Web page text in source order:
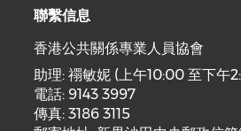
聯繫信息
香港公共關係專業人員協會
助理: 禤敏妮 (上午10:00 至下午
電話: 9143 3997
傳真: 3186 3115